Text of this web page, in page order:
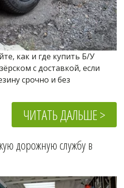
как и где купить Б/У
с доставкой, если
срочно и без
ЧИТАТЬ ДАЛЬШЕ >